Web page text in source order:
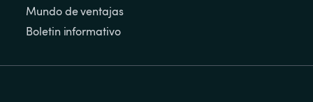
Mundo de ventajas
Boletin informativo